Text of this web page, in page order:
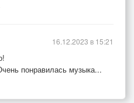
понравилась музыка...
16.12.2023 в 15:21